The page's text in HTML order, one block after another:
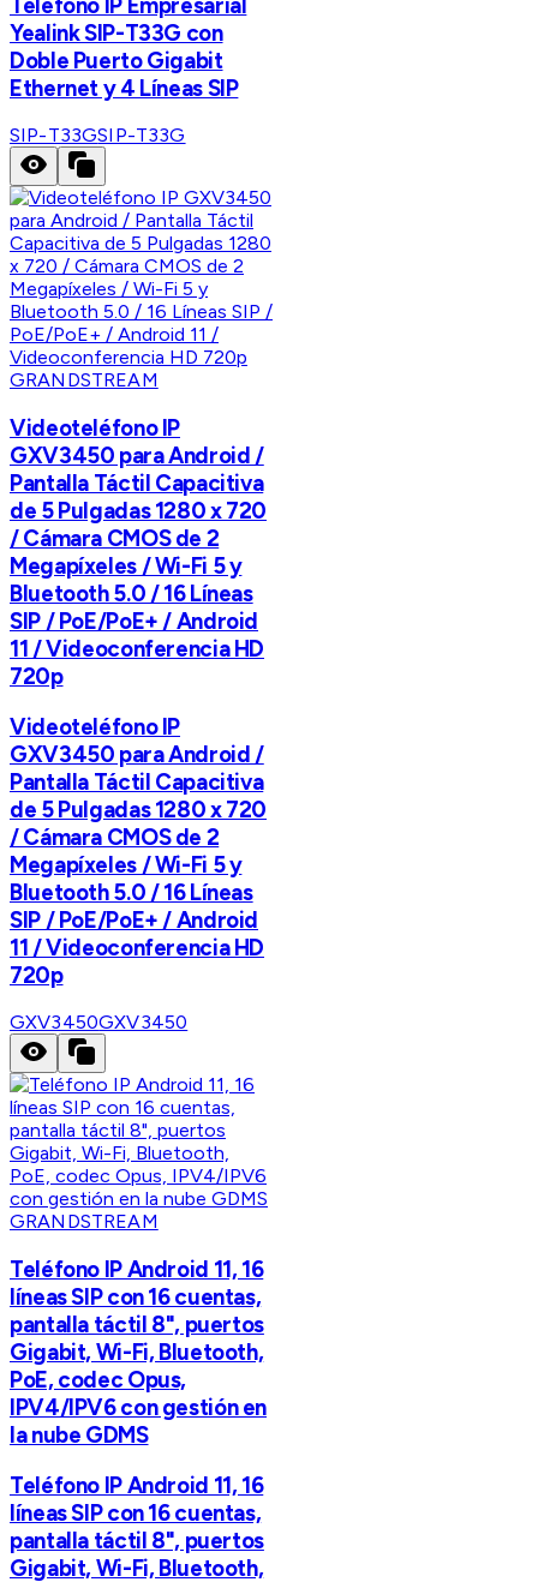
Yealink SIP-T33G con
Doble Puerto Gigabit
Ethernet y 4 Líneas SIP
SIP-T33GSIP-T33G
GRANDSTREAM
Videoteléfono IP
GXV3450 para Android /
Pantalla Táctil Capacitiva
de 5 Pulgadas 1280 x 720
/ Cámara CMOS de 2
Megapíxeles / Wi-Fi 5 y
Bluetooth 5.0 / 16 Líneas
SIP / PoE/PoE+ / Android
11 / Videoconferencia HD
720p
Videoteléfono IP
GXV3450 para Android /
Pantalla Táctil Capacitiva
de 5 Pulgadas 1280 x 720
/ Cámara CMOS de 2
Megapíxeles / Wi-Fi 5 y
Bluetooth 5.0 / 16 Líneas
SIP / PoE/PoE+ / Android
11 / Videoconferencia HD
720p
GXV3450GXV3450
GRANDSTREAM
Teléfono IP Android 11, 16
líneas SIP con 16 cuentas,
pantalla táctil 8", puertos
Gigabit, Wi-Fi, Bluetooth,
PoE, codec Opus,
IPV4/IPV6 con gestión en
la nube GDMS
Teléfono IP Android 11, 16
líneas SIP con 16 cuentas,
pantalla táctil 8", puertos
Gigabit, Wi-Fi, Bluetooth,